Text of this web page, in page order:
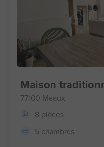
Maison
77100 Meaux
8 pièces
5 chambres